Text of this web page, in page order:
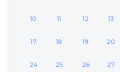
10 11 12 13
17 18 19 20
24 25 26 27